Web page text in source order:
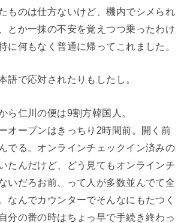
ものは仕方ないけど、機内でシメられ
とか一抹の不安を覚えつつ乗ったわけ
に何もなく普通に帰ってこれました。
語で応対されたりもしたし。
ら仁川の便は9割方韓国人。
オープンはきっちり2時間前。開く前
でる。オンラインチェックイン済みの
たんだけど、どう見てもオンラインチ
いだろお前、って人が多数並んでて全
なんでカウンターでそんなにもたつく
分の番の時はちょっ早で手続き終わっ